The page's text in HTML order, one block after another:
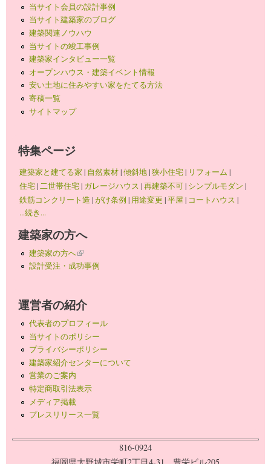
当サイト会員の設計事例
当サイト建築家のブログ
建築関連ノウハウ
当サイトの竣工事例
建築家インタビュー一覧
オープンハウス・建築イベント情報
安い土地に住みやすい家をたてる方法
寄稿一覧
サイトマップ
特集ページ
建築家と建てる家 | 自然素材|傾斜地|狭小住宅| リフォーム |
住宅|二世帯住宅| ガレージハウス |再建築不可| シンプルモダン |
鉄筋コンクリート造 |がけ条例 | 用途変更 |平屋 | コートハウス |
...続き...
建築家の方へ
建築家の方へ(link is external)
設計受注・成功事例
運営者の紹介
代表者のプロフィール
当サイトのポリシー
プライバシーポリシー
建築家紹介センターについて
営業のご案内
特定商取引法表示
メディア掲載
プレスリリース一覧
816-0924